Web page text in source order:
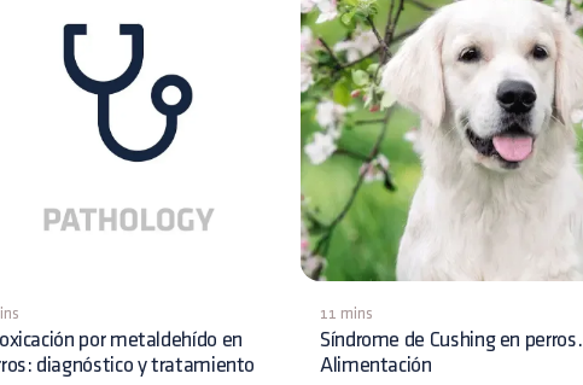
por metaldehído en
diagnóstico y tratamiento
11 mins
Síndrome de Cushing en perros.
Alimentación